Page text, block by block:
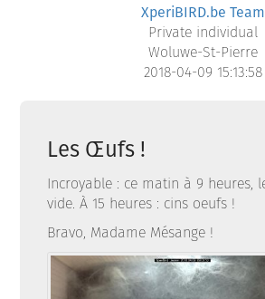
XperiBIRD.be Team
Private individual
Woluwe-St-Pierre
2018-04-09 15:13:58
Les Œufs !
Incroyable : ce matin à 9 heures,
vide. À 15 heures : cins oeufs !
Bravo, Madame Mésange !